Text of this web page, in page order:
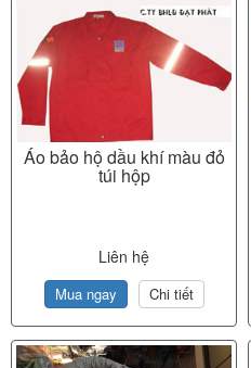
Áo bảo hộ dầu khí màu đỏ
túi hộp
Liên hệ
Mua ngay Chi tiết